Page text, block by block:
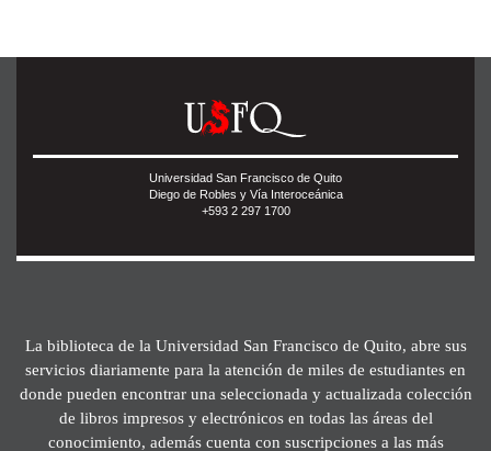
Universidad San Francisco de Quito
Diego de Robles y Vía Interoceánica
+593 2 297 1700
La biblioteca de la Universidad San Francisco de Quito, abre sus
servicios diariamente para la atención de miles de estudiantes en
donde pueden encontrar una seleccionada y actualizada colección
de libros impresos y electrónicos en todas las áreas del
conocimiento, además cuenta con suscripciones a las más